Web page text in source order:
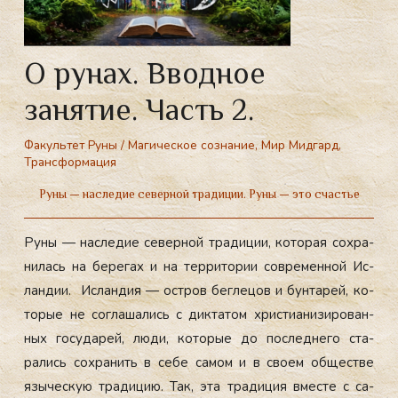
О рунах. Вводное
занятие. Часть 2.
Факультет Руны/Магическое сознание,Мир Мидгард,
Трансформация
Руны — наследие северной традиции. Руны — это счастье
Ру­ны — нас­ле­дие се­вер­ной тра­диции, ко­торая сох­ра­
нилась на бе­регах и на тер­ри­тории сов­ре­мен­ной Ис­
ландии. Ис­ландия — ос­тров бег­ле­цов и бун­та­рей, ко­
торые не сог­ла­шались с дик­та­том хрис­ти­ани­зиро­ван­
ных го­суда­рей, лю­ди, ко­торые до пос­ледне­го ста­
рались сох­ра­нить в се­бе са­мом и в сво­ем об­щес­тве
язы­чес­кую тра­дицию. Так, эта тра­диция вмес­те с са­